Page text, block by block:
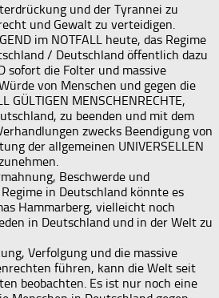
und der Tyrannei zu
und Gewalt zu verteidigen.
im NOTFALL heute, das Regime
/ Deutschland öffentlich dazu
sofort die Folter und massive
von Menschen und gegen die
GÜLTIGEN MENSCHENRECHTE,
zu beenden und mit dem
zwecks Beendigung von
der allgemeinen UNIVERSELLEN
Beschwerde und
in Deutschland könnte es
Hammarberg, vielleicht noch
in Deutschland und in der Welt zu
Verfolgung und die massive
führen, kann die Welt seit
beobachten. Es ist nur noch eine